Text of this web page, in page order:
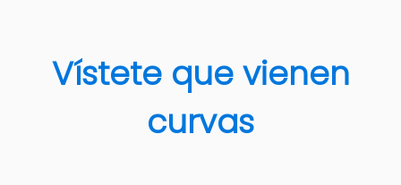
Vístete que vienen
curvas